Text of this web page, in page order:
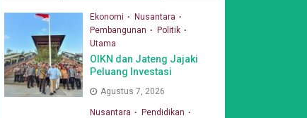
Ekonomi
Nusantara
Pembangunan
Politik
Utama
OIKN dan Jateng Jajaki
Peluang Investasi
Agustus 7, 2026
Nusantara
Pendidikan